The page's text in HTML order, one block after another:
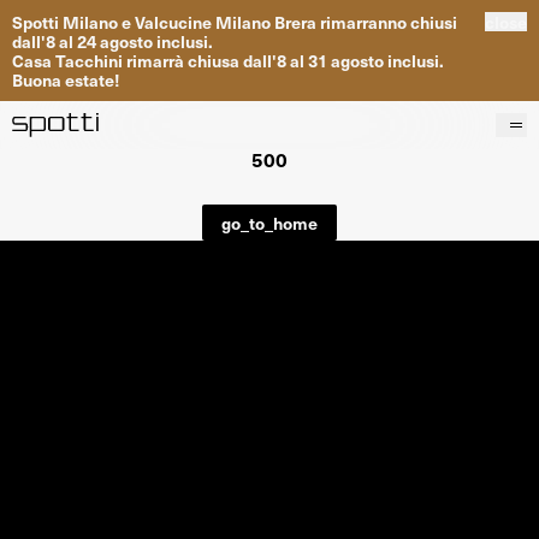
Spotti MilanoeValcucine Milano Brera rimarrannochiusi
dall'8al 24agosto inclusi.
Casa Tacchini rimarrà chiusa dall'8al 31 agosto inclusi.
Buona estate!
Progetti
500
go_to_home